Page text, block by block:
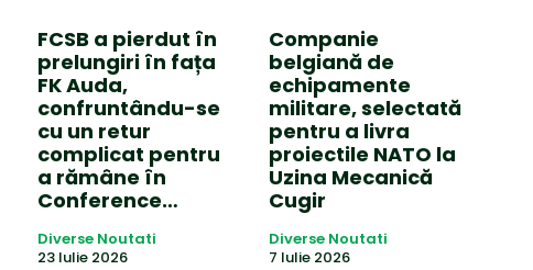
FCSB a pierdut în
prelungiri în fața
FK Auda,
confruntându-se
cu un retur
complicat pentru
a rămâne în
Conference…
Diverse Noutati
23 Iulie 2026
Companie
belgiană de
echipamente
militare, selectată
pentru a livra
proiectile NATO la
Uzina Mecanică
Cugir
Diverse Noutati
7 Iulie 2026